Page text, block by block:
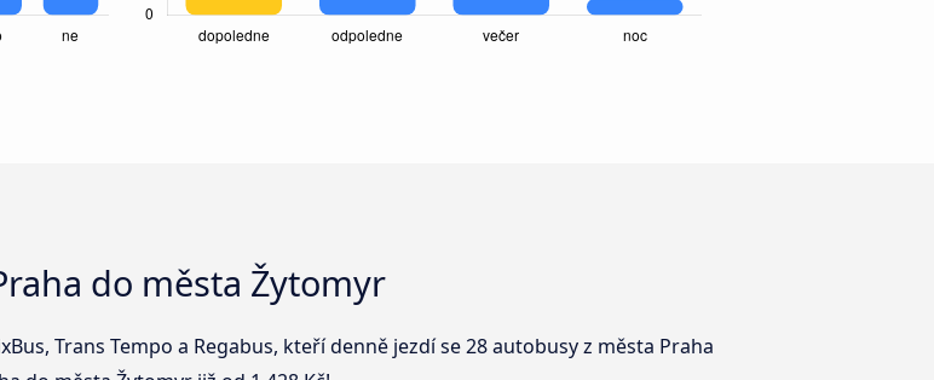
do města Žytomyr
Trans Tempo a Regabus, kteří denně jezdí se 28 autobusy z města Praha